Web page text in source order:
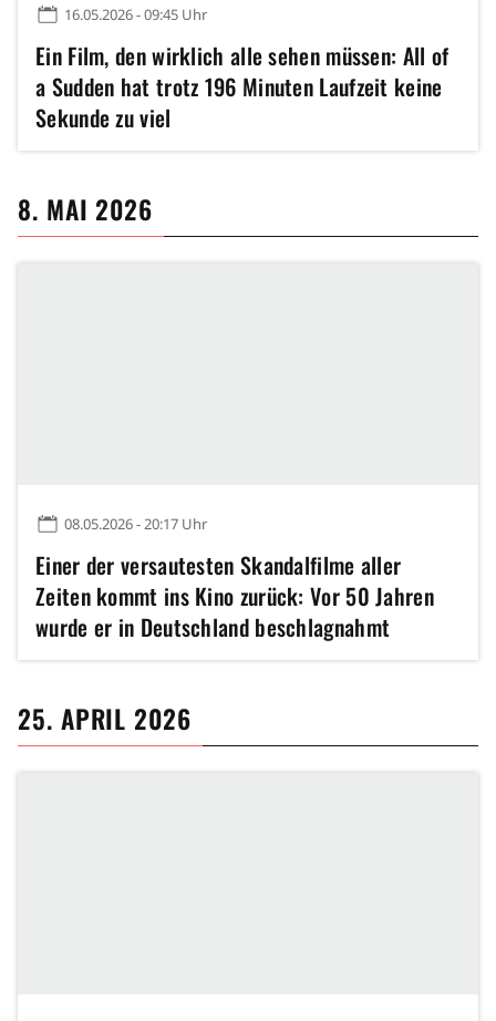
16.05.2026 - 09:45 Uhr
Ein Film, den wirklich alle sehen müssen: All of
a Sudden hat trotz 196 Minuten Laufzeit keine
Sekunde zu viel
8. MAI 2026
08.05.2026 - 20:17 Uhr
Einer der versautesten Skandalfilme aller
Zeiten kommt ins Kino zurück: Vor 50 Jahren
wurde er in Deutschland beschlagnahmt
25. APRIL 2026